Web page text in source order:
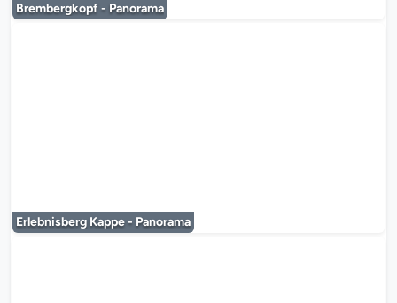
Brembergkopf - Panorama
Erlebnisberg Kappe - Panorama